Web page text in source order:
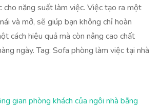
năng suất làm việc. Việc tạo ra một
và mở, sẽ giúp bạn không chỉ hoàn
cách hiệu quả mà còn nâng cao chất
ngày. Tag: Sofa phòng làm việc tại nhà
gian phòng khách của ngôi nhà bằng